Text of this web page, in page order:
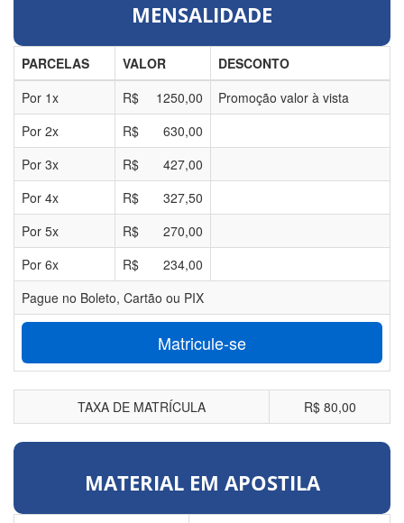
MENSALIDADE
PARCELAS VALOR
DESCONTO
Por 1x R$ 1250,00
Promoção valor à vista
Por 2x R$
630,00
Por 3x R$
427,00
Por 4x R$
327,50
Por 5x R$
270,00
Por 6x R$
234,00
Pague no Boleto, Cartão ou PIX
Matricule-se
TAXA DE MATRÍCULA R$ 80,00
MATERIAL EM APOSTILA